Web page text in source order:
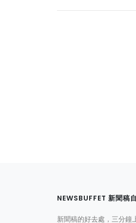
NEWSBUFFET 新聞稿
新聞稿的好去處，三分鐘